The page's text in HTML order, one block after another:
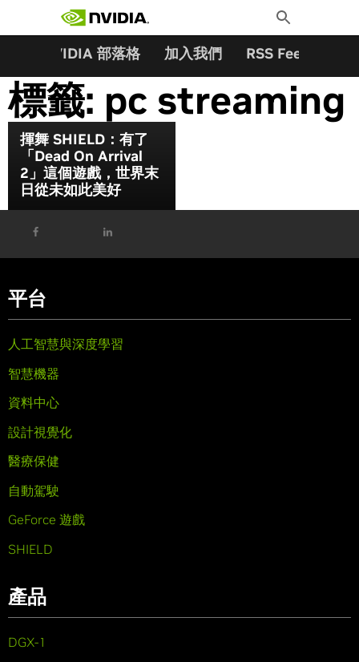
Toggle
Search
NVIDIA 部落格 加入我們 RSS Feeds
標籤: pc streaming
揮舞 SHIELD：有了
「Dead On Arrival
2」這個遊戲，世界末
日從未如此美好
平台
人工智慧與深度學習
智慧機器
資料中心
設計視覺化
醫療保健
自動駕駛
GeForce 遊戲
SHIELD
產品
DGX-1